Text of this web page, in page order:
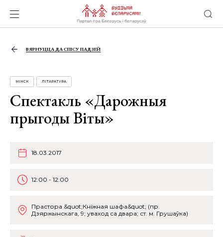
ВЯРНУЦЦА ДА СПІСУ ПАДЗЕЙ
МІНСК ЛІТАРАТУРА
Спектакль «Дарожныя
прыгоды Віты»
18.03.2017
12:00 - 12:00
Прастора &quot;Кніжная шафа&quot; (пр.
Дзяржынскага, 9; уваход са двара; ст. м. Грушаўка)